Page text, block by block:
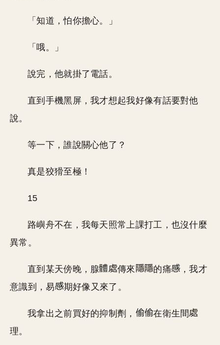
「知道，怕你擔心。」
「哦。」
說完，他就掛了電話。
直到手機黑屏，我才想起我好像有話要對他
說。
等一下，誰說關心他了？
真是狡猾至極！
15
路嶼舟不在，我每天照常上課打工，也沒什麼
異常。
直到某天傍晚，腺 傳來 的痛
，我才
意識到，易
期好像又來了。
我拿出之前買好的抑制劑，
在衛生間
理。